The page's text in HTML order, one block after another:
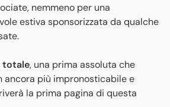
nemmeno per una
estiva sponsorizzata da qualche
totale, una prima assoluta che
ancora più impronosticabile e
la prima pagina di questa